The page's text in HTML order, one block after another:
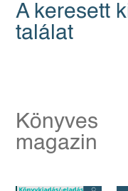
A keresett
találat
Könyves
magazin